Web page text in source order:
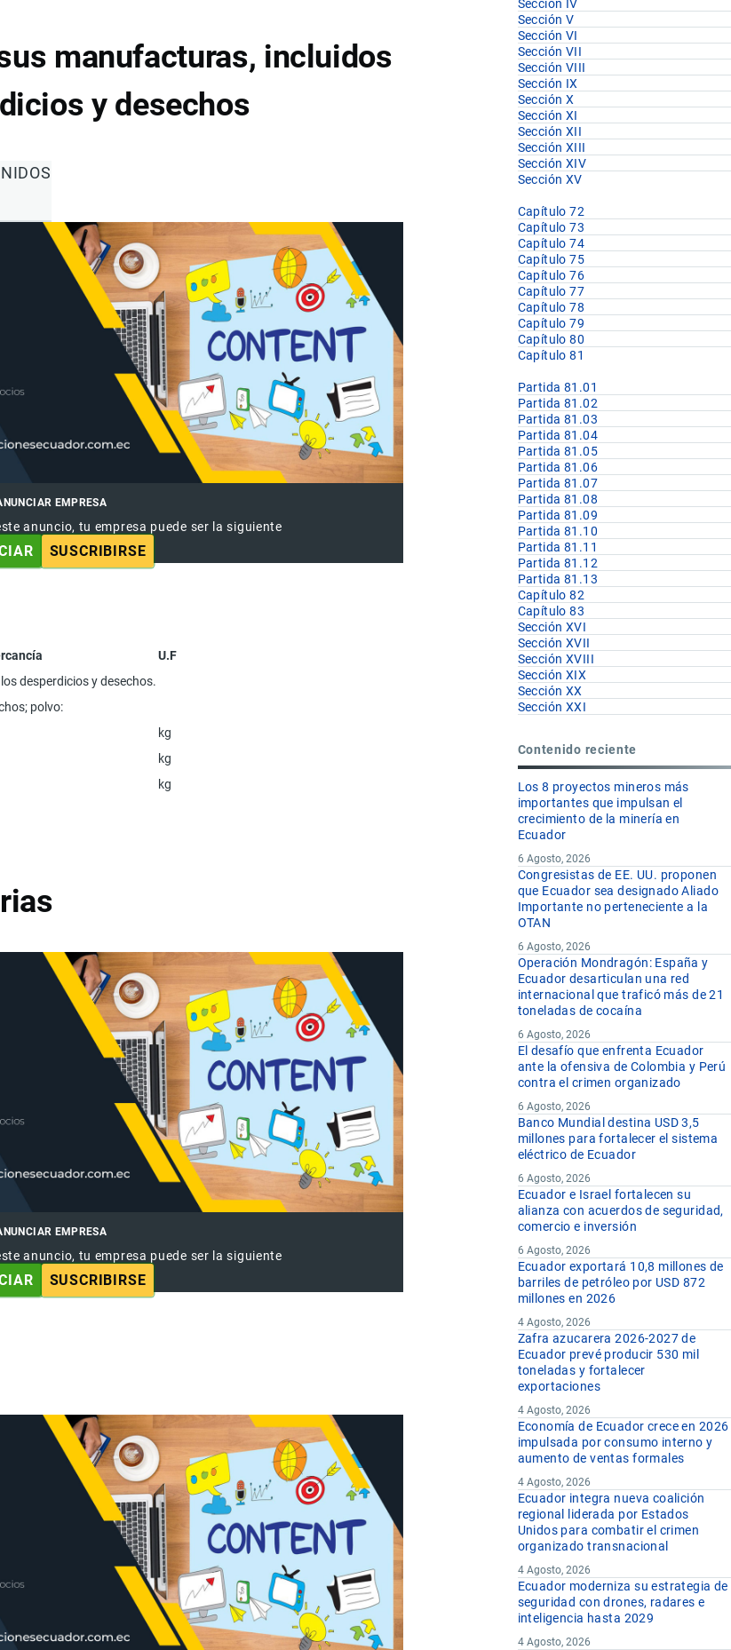
manufacturas, incluidos
y desechos
EMPRESA
anuncio, tu empresa puede ser la siguiente
SUSCRIBIRSE
U.F
desperdicios y desechos.
polvo:
kg
kg
kg
EMPRESA
anuncio, tu empresa puede ser la siguiente
SUSCRIBIRSE
Sección IV
Sección V
Sección VI
Sección VII
Sección VIII
Sección IX
Sección X
Sección XI
Sección XII
Sección XIII
Sección XIV
Sección XV
Capítulo 72
Capítulo 73
Capítulo 74
Capítulo 75
Capítulo 76
Capítulo 77
Capítulo 78
Capítulo 79
Capítulo 80
Capítulo 81
Partida 81.01
Partida 81.02
Partida 81.03
Partida 81.04
Partida 81.05
Partida 81.06
Partida 81.07
Partida 81.08
Partida 81.09
Partida 81.10
Partida 81.11
Partida 81.12
Partida 81.13
Capítulo 82
Capítulo 83
Sección XVI
Sección XVII
Sección XVIII
Sección XIX
Sección XX
Sección XXI
Contenido reciente
Los 8 proyectos mineros más
importantes que impulsan el
crecimiento de la minería en
Ecuador
6 Agosto, 2026
Congresistas de EE. UU. proponen
que Ecuador sea designado Aliado
Importante no perteneciente a la
OTAN
6 Agosto, 2026
Operación Mondragón: España y
Ecuador desarticulan una red
internacional que traficó más de 21
toneladas de cocaína
6 Agosto, 2026
El desafío que enfrenta Ecuador
ante la ofensiva de Colombia y Perú
contra el crimen organizado
6 Agosto, 2026
Banco Mundial destina USD 3,5
millones para fortalecer el sistema
eléctrico de Ecuador
6 Agosto, 2026
Ecuador e Israel fortalecen su
alianza con acuerdos de seguridad,
comercio e inversión
6 Agosto, 2026
Ecuador exportará 10,8 millones de
barriles de petróleo por USD 872
millones en 2026
4 Agosto, 2026
Zafra azucarera 2026-2027 de
Ecuador prevé producir 530 mil
toneladas y fortalecer
exportaciones
4 Agosto, 2026
Economía de Ecuador crece en 2026
impulsada por consumo interno y
aumento de ventas formales
4 Agosto, 2026
Ecuador integra nueva coalición
regional liderada por Estados
Unidos para combatir el crimen
organizado transnacional
4 Agosto, 2026
Ecuador moderniza su estrategia de
seguridad con drones, radares e
inteligencia hasta 2029
4 Agosto, 2026